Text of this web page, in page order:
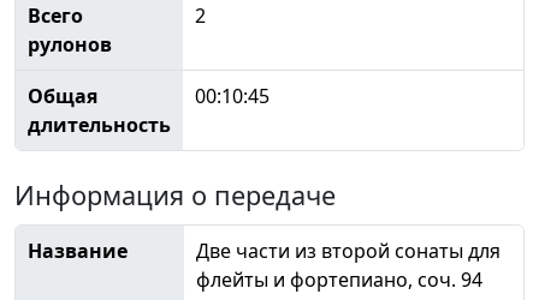
Всего
рулонов
2
Общая
длительность
00:10:45
Информация о передаче
Название
Две части из второй сонаты для
флейты и фортепиано, соч. 94